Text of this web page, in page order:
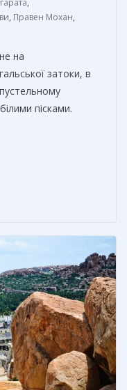
,
, Правен Мохан,
на
затоки, в
пісками.